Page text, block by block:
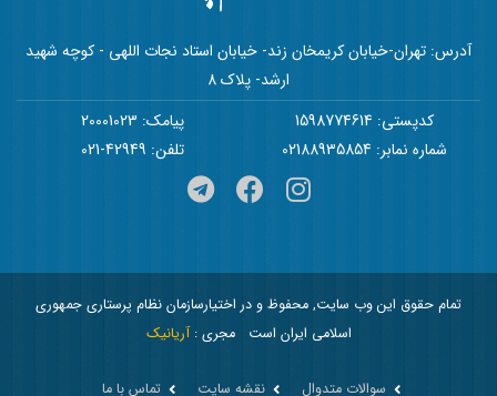
آدرس: تهران-خیابان کریمخان زند- خیابان استاد نجات اللهی - کوچه شهید
ارشد- پلاک 8
کدپستی: 1598774614
پیامک: 20001023
شماره نمابر: 02188935854
تلفن: 42949-021
تمام حقوق این وب سایت, محفوظ و در اختیارسازمان نظام پرستاری جمهوری
اسلامی ایران است
مجری :آریانیک
سوالات متدوال نقشه سایت تماس با ما